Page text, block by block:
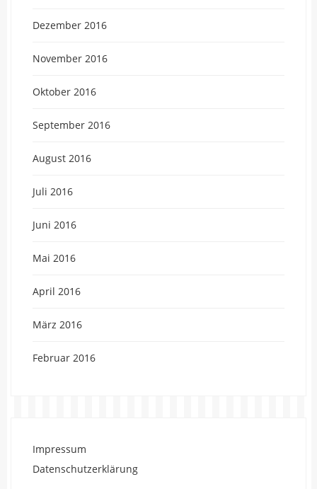
Dezember 2016
November 2016
Oktober 2016
September 2016
August 2016
Juli 2016
Juni 2016
Mai 2016
April 2016
März 2016
Februar 2016
Impressum
Datenschutzerklärung